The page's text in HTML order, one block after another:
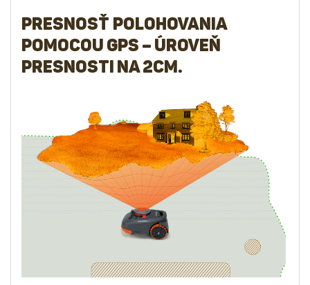
Presnosť polohovania
pomocou GPS – úroveň
presnosti na 2cm.